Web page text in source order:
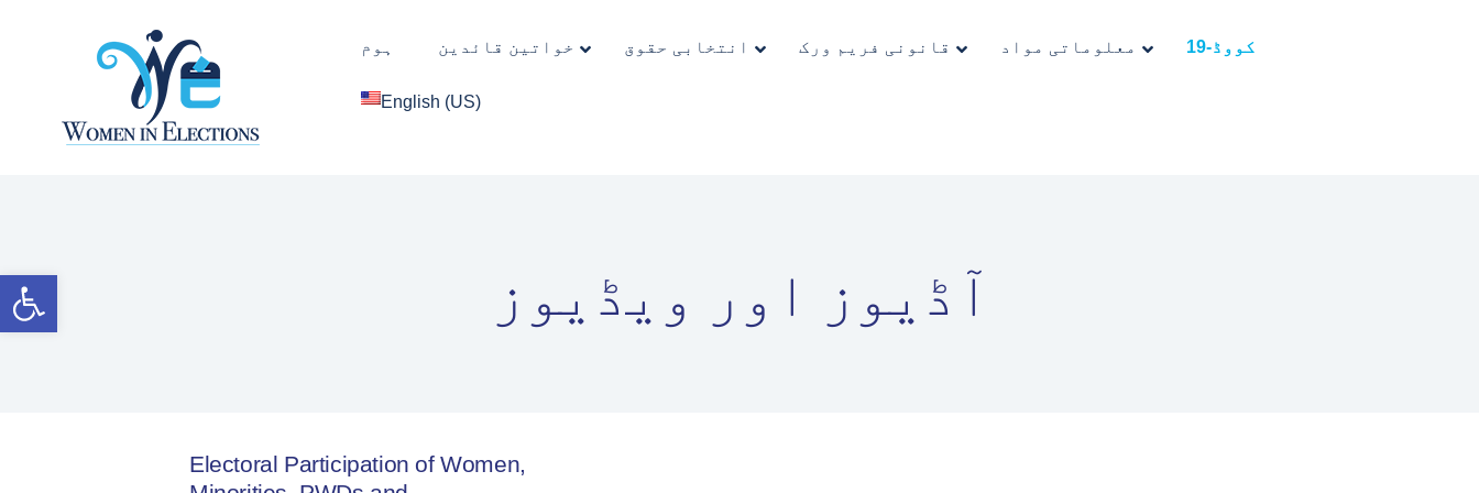
Open toolbar
ہوم خواتین قائدین انتخابی حقوق قانونی فریم ورک معلوماتی مواد کووڈ-19
English (US)
آڈیوز اور ویڈیوز
خواتین قائدین
Electoral Participation of Women,